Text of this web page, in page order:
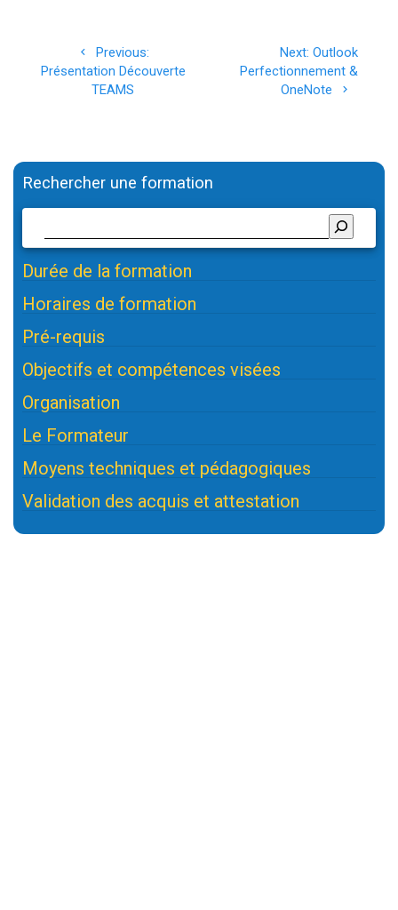
de
Previous:
post:
Présentation Découverte
TEAMS
Next: Next
post:
Outlook
Perfectionnement &
OneNote
Rechercher une formation
Durée de la formation
Horaires de formation
Pré-requis
Objectifs et compétences visées
Organisation
Le Formateur
Moyens techniques et pédagogiques
Validation des acquis et attestation